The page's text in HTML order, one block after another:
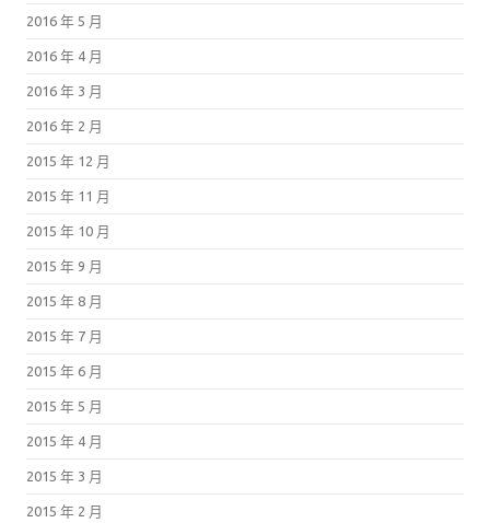
2016 年 5 月
2016 年 4 月
2016 年 3 月
2016 年 2 月
2015 年 12 月
2015 年 11 月
2015 年 10 月
2015 年 9 月
2015 年 8 月
2015 年 7 月
2015 年 6 月
2015 年 5 月
2015 年 4 月
2015 年 3 月
2015 年 2 月